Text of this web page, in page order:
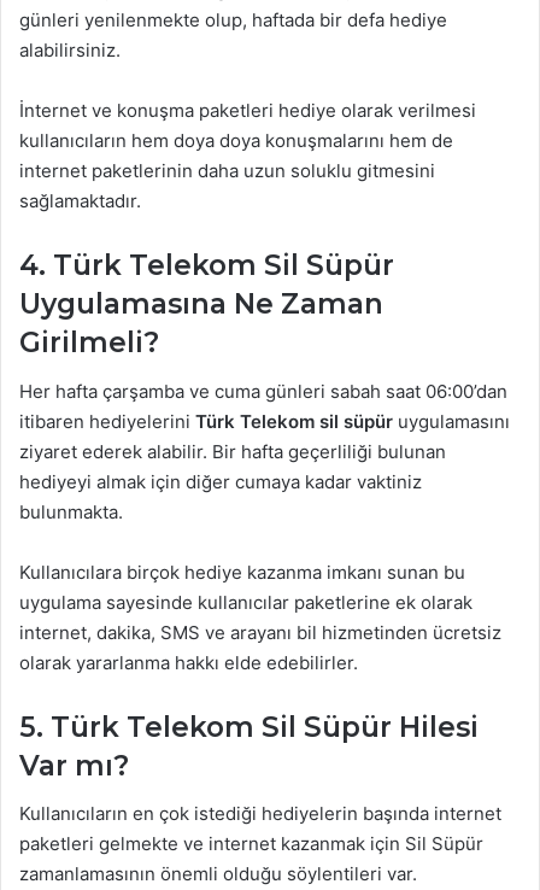
günleri yenilenmekte olup, haftada bir defa hediye
alabilirsiniz.
İnternet ve konuşma paketleri hediye olarak verilmesi
kullanıcıların hem doya doya konuşmalarını hem de
internet paketlerinin daha uzun soluklu gitmesini
sağlamaktadır.
4. Türk Telekom Sil Süpür
Uygulamasına Ne Zaman
Girilmeli?
Her hafta çarşamba ve cuma günleri sabah saat 06:00’dan
itibaren hediyelerini Türk Telekom sil süpür uygulamasını
ziyaret ederek alabilir. Bir hafta geçerliliği bulunan
hediyeyi almak için diğer cumaya kadar vaktiniz
bulunmakta.
Kullanıcılara birçok hediye kazanma imkanı sunan bu
uygulama sayesinde kullanıcılar paketlerine ek olarak
internet, dakika, SMS ve arayanı bil hizmetinden ücretsiz
olarak yararlanma hakkı elde edebilirler.
5. Türk Telekom Sil Süpür Hilesi
Var mı?
Kullanıcıların en çok istediği hediyelerin başında internet
paketleri gelmekte ve internet kazanmak için Sil Süpür
zamanlamasının önemli olduğu söylentileri var.